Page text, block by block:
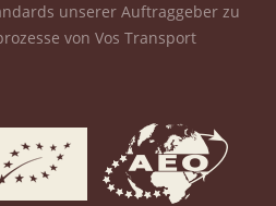
unserer Auftraggeber zu
von Vos Transport